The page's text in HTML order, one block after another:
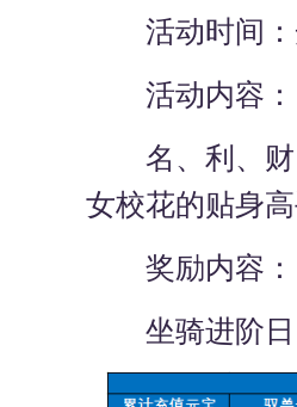
活动时间：
活动内容：
名、利、财
女校花的贴身
奖励内容：
坐骑进阶日